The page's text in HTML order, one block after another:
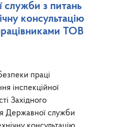
служби з питань
консультацію
ТОВ
праці
інспекційної
Західного
Державної служби